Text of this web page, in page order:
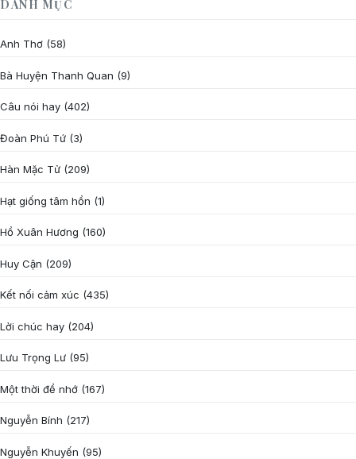
DANH MỤC
Anh Thơ (58)
Bà Huyện Thanh Quan (9)
Câu nói hay (402)
Đoàn Phú Tứ (3)
Hàn Mặc Tử (209)
Hạt giống tâm hồn (1)
Hồ Xuân Hương (160)
Huy Cận (209)
Kết nối cảm xúc (435)
Lời chúc hay (204)
Lưu Trọng Lư (95)
Một thời để nhớ (167)
Nguyễn Bính (217)
Nguyễn Khuyến (95)